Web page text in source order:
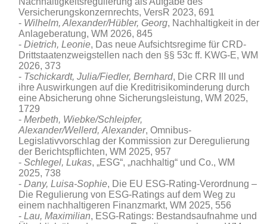
Versicherungskonzernrechts, VersR 2023, 691
Wilhelm, Alexander/Hübler, Georg, Nachhaltigkeit in der
Anlageberatung, WM 2026, 845
Dietrich, Leonie, Das neue Aufsichtsregime für CRD-
Drittstaatenzweigstellen nach den §§ 53c ff. KWG-E, WM
2026, 373
Tschickardt, Julia/Fiedler, Bernhard, Die CRR III und
ihre Auswirkungen auf die Kreditrisikominderung durch
eine Absicherung ohne Sicherungsleistung, WM 2025,
1729
Merbeth, Wiebke/Schleipfer,
Alexander/Wellerd,Alexander, Omnibus-
Legislativvorschlag der Kommission zur Deregulierung
der Berichtspflichten, WM 2025, 957
Schlegel, Lukas, „ESG“, „nachhaltig“ und Co., WM
2025, 738
Dany, Luisa-Sophie, Die EU ESG-Rating-Verordnung –
Die Regulierung von ESG-Ratings auf dem Weg zu
einem nachhaltigeren Finanzmarkt, WM 2025, 556
Lau, Maximilian, ESG-Ratings: Bestandsaufnahme und